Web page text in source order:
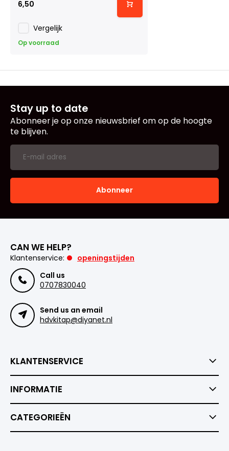
6,50
Vergelijk
Op voorraad
Stay up to date
Abonneer je op onze nieuwsbrief om op de hoogte
te blijven.
Abonneer
CAN WE HELP?
Klantenservice:
openingstijden
Call us
0707830040
Send us an email
hdvkitap@diyanet.nl
KLANTENSERVICE
INFORMATIE
CATEGORIEËN